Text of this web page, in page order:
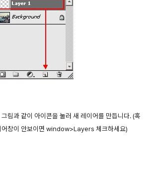
림과 같이 아이콘을 눌러 새 레이어를 만듭니다. (혹
어창이 안보이면 window>Layers 체크하세요)